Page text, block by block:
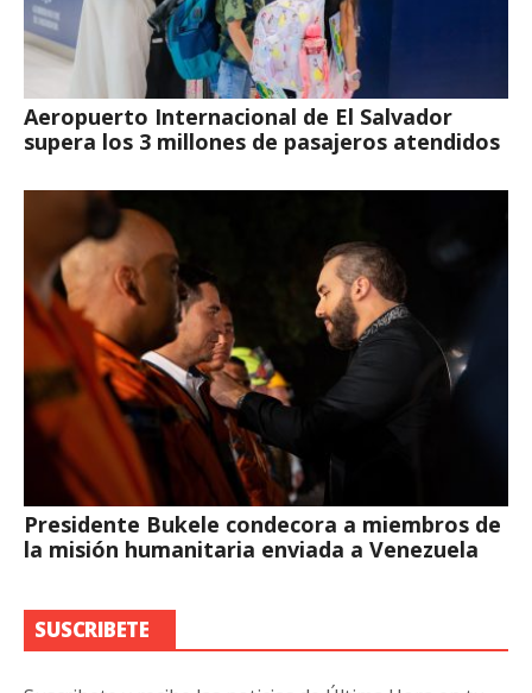
Aeropuerto Internacional de El Salvador
supera los 3 millones de pasajeros atendidos
Presidente Bukele condecora a miembros de
la misión humanitaria enviada a Venezuela
SUSCRIBETE